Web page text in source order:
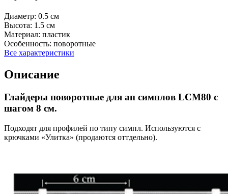
Диаметр: 0.5 см
Высота: 1.5 см
Материал: пластик
Особенность: поворотные
Все характеристики
Описание
Глайдеры поворотные для ап симплов LCM80 с
шагом 8 см.
Подходят для профилей по типу симпл. Используются с
крючками «Улитка» (продаются оттдельно).